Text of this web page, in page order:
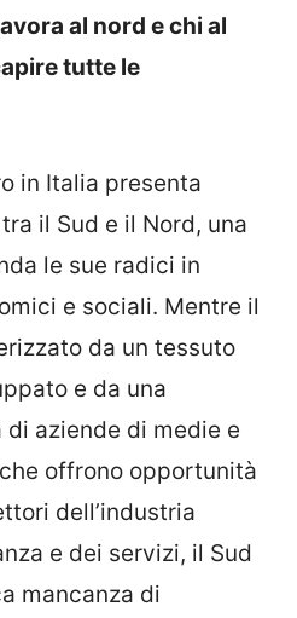
al nord e chi al
tutte le
in Italia presenta
il Sud e il Nord, una
le sue radici in
e sociali. Mentre il
da un tessuto
e da una
aziende di medie e
offrono opportunità
dell’industria
e dei servizi, il Sud
mancanza di